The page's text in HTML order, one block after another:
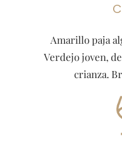
Amarillo paja
Verdejo joven,
crianza.